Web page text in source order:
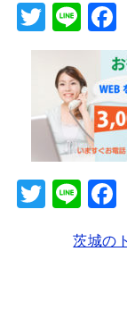
T
wi
tt
er
Li
n
e
T
Li
e
茨城の